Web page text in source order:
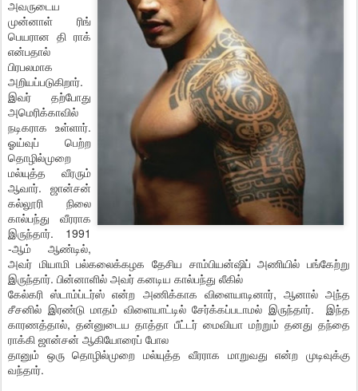
அவருடைய
முன்னாள் ரிங்
பெயரான தி ராக்
என்பதால்
பிரபலமாக
அறியப்படுகிறார்.
இவர் தற்போது
அமெரிக்காவில்
நடிகராக உள்ளார்.
ஓய்வுப் பெற்ற
தொழில்முறை
மல்யுத்த வீரரும்
ஆவார். ஜான்சன்
கல்லூரி நிலை
கால்பந்து வீரராக
இருந்தார். 1991
-ஆம் ஆண்டில்,
அவர் மியாமி பல்கலைக்கழக தேசிய சாம்பியன்ஷிப் அணியில் பங்கேற்று
இருந்தார். பின்னாளில் அவர் கனடிய கால்பந்து லீகில்
கேல்கரி ஸ்டாம்ப்டர்ஸ் என்ற அணிக்காக விளையாடினார், ஆனால் அந்த
சீசனில் இரண்டு மாதம் விளையாட்டில் சேர்க்கப்படாமல் இருந்தார். இந்த
காரணத்தால், தன்னுடைய தாத்தா பீட்டர் மைவியா மற்றும் தனது தந்தை
ராக்கி ஜான்சன் ஆகியோரைப் போல
தானும் ஒரு தொழில்முறை மல்யுத்த வீரராக மாறுவது என்ற முடிவுக்கு
வந்தார்.